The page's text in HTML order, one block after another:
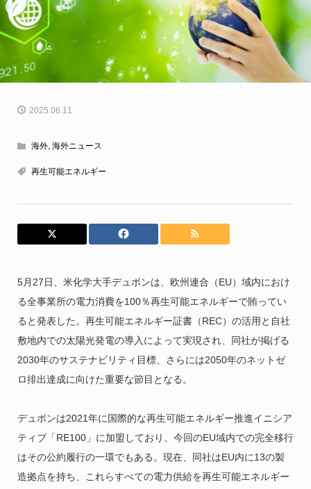
2025.06.11
海外, 海外ニュース
再生可能エネルギー
5月27日、米化学大手デュポンは、欧州連合（EU）域内におけ
る全事業所の電力消費を100％再生可能エネルギーで賄ってい
ると発表した。再生可能エネルギー証書（REC）の活用と自社
敷地内での太陽光発電の導入によって実現され、同社が掲げる
2030年のサステナビリティ目標、さらには2050年のネットゼ
ロ排出達成に向けた重要な節目となる。
デュポンは2021年に国際的な再生可能エネルギー推進イニシア
ティブ「RE100」に加盟しており、今回のEU域内での完全移行
はその公約履行の一環でもある。現在、同社はEU内に13の製
造拠点を持ち、これらすべての電力供給を再生可能エネルギー